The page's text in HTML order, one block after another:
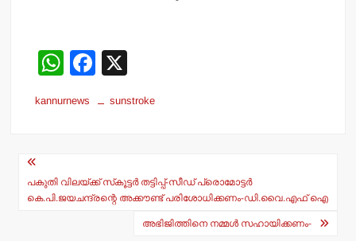
W
at
p
F
c
o
kannurnews sunstroke
Post
navigation
പകുതി വിലയ്ക്ക് സ്‌കൂട്ടര്‍ തട്ടിപ്പ്-സീഡ് പ്രൊമോട്ടര്‍
കെ.പി.ജയചന്ദ്രന്റെ അക്കൗണ്ട് പരിശോധിക്കണം-ഡി.വൈ.എഫ് ഐ
അഭിജിത്തിനെ നമ്മള്‍ സഹായിക്കണം-